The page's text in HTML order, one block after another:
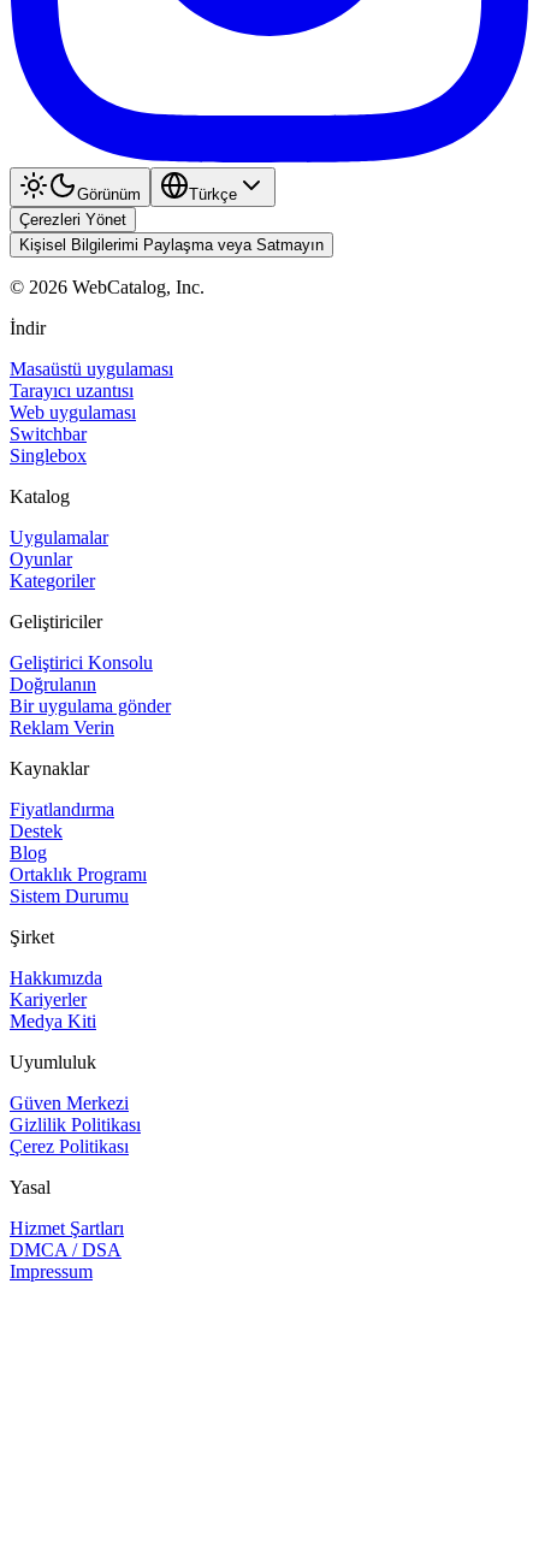
Görünüm
Türkçe
Çerezleri Yönet
Kişisel Bilgilerimi Paylaşma veya Satmayın
© 2026 WebCatalog, Inc.
İndir
Masaüstü uygulaması
Tarayıcı uzantısı
Web uygulaması
Switchbar
Singlebox
Katalog
Uygulamalar
Oyunlar
Kategoriler
Geliştiriciler
Geliştirici Konsolu
Doğrulanın
Bir uygulama gönder
Reklam Verin
Kaynaklar
Fiyatlandırma
Destek
Blog
Ortaklık Programı
Sistem Durumu
Şirket
Hakkımızda
Kariyerler
Medya Kiti
Uyumluluk
Güven Merkezi
Gizlilik Politikası
Çerez Politikası
Yasal
Hizmet Şartları
DMCA / DSA
Impressum